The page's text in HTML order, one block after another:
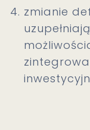
zmianie